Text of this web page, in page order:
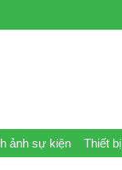
ảnh sự kiện Thiết bị